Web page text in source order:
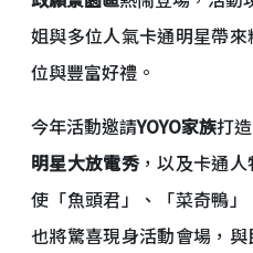
姐與多位人氣卡通明星帶
位與豐富好禮。
今年活動邀請YOYO家族打造
明星大放電秀，以及卡通人
使「魚頭君」、「菜奇鴨」
也將驚喜現身活動會場，